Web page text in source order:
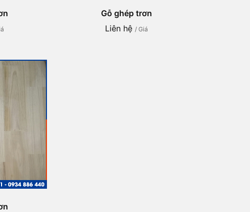
Gỗ ghép trơn
Liên hệ / Giá